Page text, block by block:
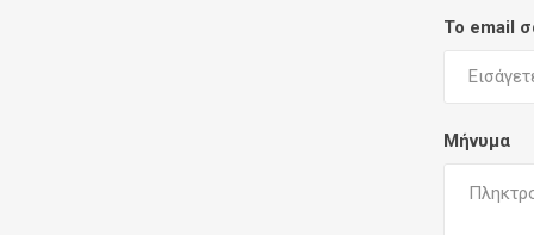
Το email
Μήνυμα